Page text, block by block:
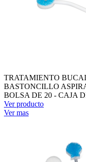
TRATAMIENTO
BASTONCILLO
BOLSA DE 20 - CAJA
Ver producto
Ver mas